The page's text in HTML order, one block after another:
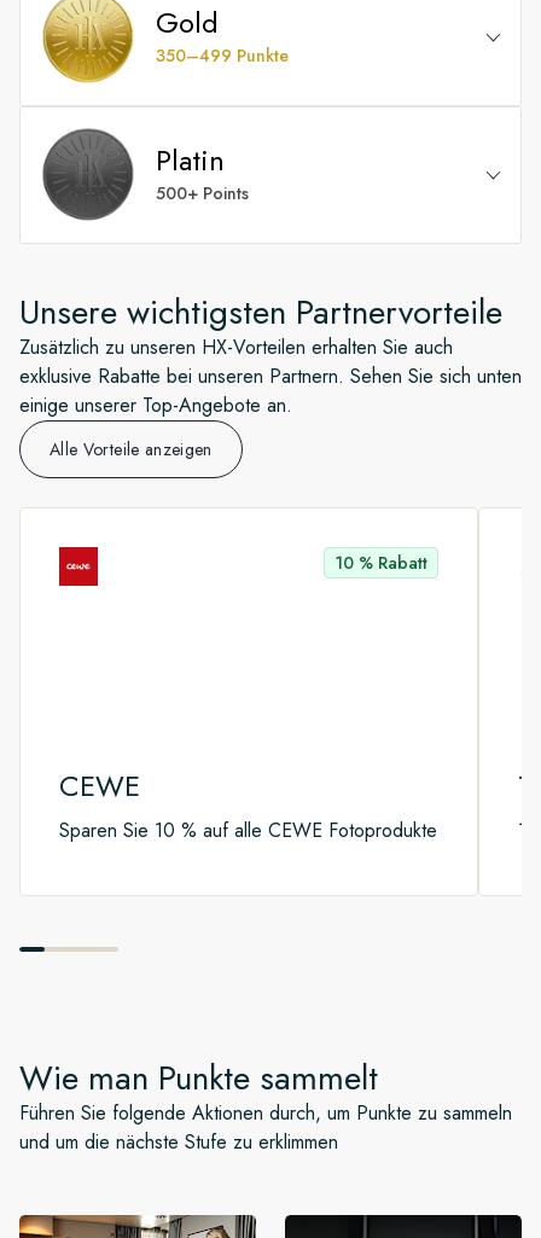
5 % Ermäßigung auf optionale Ausflüge*
(ausgenommen Vor- und Nachprogramm)
Willkommensgeschenk in der Kabine
Willkommenscocktail, einlösbar innerhalb der ersten
beiden Tagen nach Einschiffung
Zugang zum Loyalty und Future Cruise Manager an
5 % Ermäßigung auf zukünftige HX Expeditions
Seereisen
Vorrangiger Zugang zum Guest Excellence / HX-
Supportteam
Geburtstagsüberraschung
Gold
350–499 Punkte
Führung hinter die Kulissen*
Platin
500+ Points
Kostenlose Spa-Behandlung (25 Minuten)*
Kostenloses gedrucktes Fototagebuch
Preisgarantie* Flexible Buchung jederzeit möglich
– keine Änderungsgebühren*
Kostenlose Kabinen-Upgrades (30 Tage vor
Abreise)*
Unsere wichtigsten Partnervorteile
Zusätzlich zu unseren HX-Vorteilen erhalten Sie auch
exklusive Rabatte bei unseren Partnern. Sehen Sie sich unten
einige unserer Top-Angebote an.
Alle Vorteile anzeigen
10 % Rabatt
CEWE
Sparen Sie 10 % auf alle CEWE Fotoprodukte
Wie man Punkte sammelt
Führen Sie folgende Aktionen durch, um Punkte zu sammeln
und um die nächste Stufe zu erklimmen